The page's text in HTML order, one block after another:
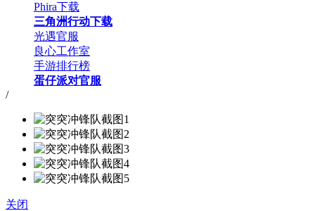
Phira下载
三角洲行动下载
光遇官服
良心工作室
手游排行榜
蛋仔派对官服
/
关闭